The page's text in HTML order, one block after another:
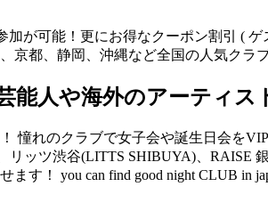
が可能！更にお得なクーポン割引 (
京都、静岡、沖縄など全国の人気クラ
能人や海外のアーティス
憧れのクラブで女子会や誕生日会を
ッツ渋谷(LITTS SHIBUYA)、RAISE
す！ you can find good night CLUB in